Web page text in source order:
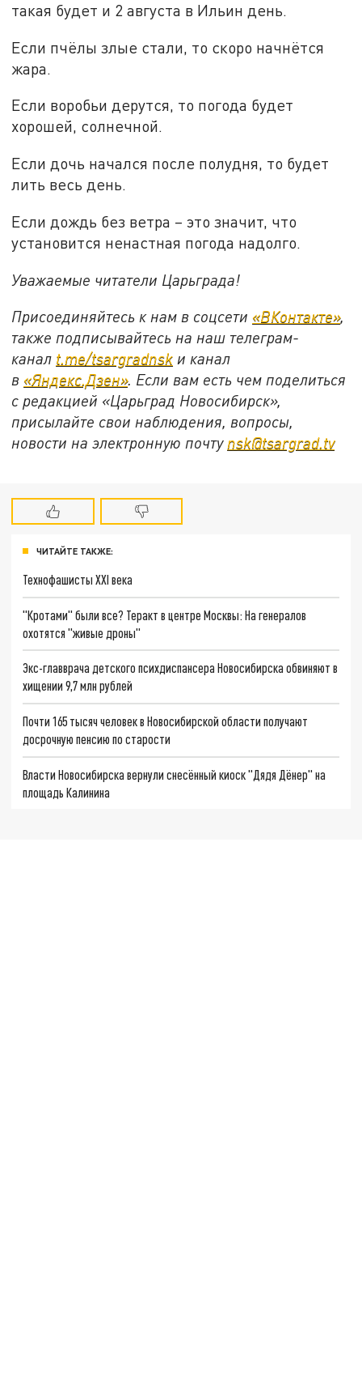
такая будет и 2 августа в Ильин день.
Если пчёлы злые стали, то скоро начнётся
жара.
Если воробьи дерутся, то погода будет
хорошей, солнечной.
Если дочь начался после полудня, то будет
лить весь день.
Если дождь без ветра – это значит, что
установится ненастная погода надолго.
Уважаемые читатели Царьграда!
Присоединяйтесь к нам в соцсети «ВКонтакте»,
также подписывайтесь на наш телеграм-
канал t.me/tsargradnsk и канал
в «Яндекс.Дзен». Если вам есть чем поделиться
с редакцией «Царьград Новосибирск»,
присылайте свои наблюдения, вопросы,
новости на электронную почту nsk@tsargrad.tv
ЧИТАЙТЕ ТАКЖЕ:
Технофашисты XXI века
"Кротами" были все? Теракт в центре Москвы: На генералов
охотятся "живые дроны"
Экс-главврача детского психдиспансера Новосибирска обвиняют в
хищении 9,7 млн рублей
Почти 165 тысяч человек в Новосибирской области получают
досрочную пенсию по старости
Власти Новосибирска вернули снесённый киоск "Дядя Дёнер" на
площадь Калинина